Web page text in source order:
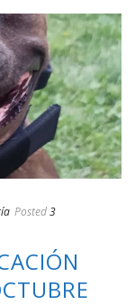
Posted3